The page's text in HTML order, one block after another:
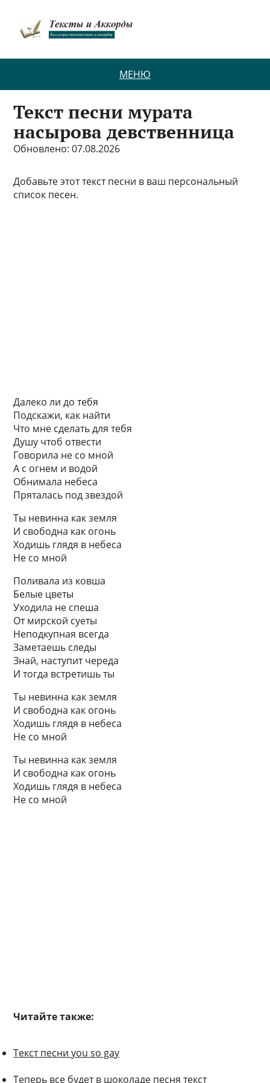
МЕНЮ
Текст песни мурата
насырова девственница
Обновлено: 07.08.2026
Добавьте этот текст песни в ваш персональный
список песен.
Далеко ли до тебя
Подскажи, как найти
Что мне сделать для тебя
Душу чтоб отвести
Говорила не со мной
А с огнем и водой
Обнимала небеса
Пряталась под звездой
Ты невинна как земля
И свободна как огонь
Ходишь глядя в небеса
Не со мной
Поливала из ковша
Белые цветы
Уходила не спеша
От мирской суеты
Неподкупная всегда
Заметаешь следы
Знай, наступит череда
И тогда встретишь ты
Ты невинна как земля
И свободна как огонь
Ходишь глядя в небеса
Не со мной
Ты невинна как земля
И свободна как огонь
Ходишь глядя в небеса
Не со мной
Читайте также:
Текст песни you so gay
Теперь все будет в шоколаде песня текст